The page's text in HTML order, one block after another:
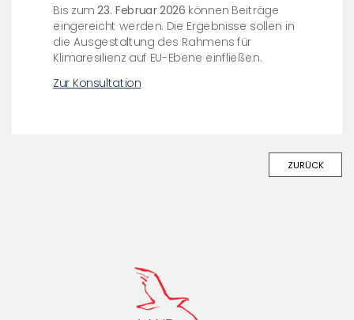
Bis zum23. Februar 2026 können Beiträge
eingereicht werden. Die Ergebnisse sollen in
die Ausgestaltung des Rahmens für
Klimaresilienz auf EU-Ebene einfließen.
Zur Konsultation
ZURÜCK